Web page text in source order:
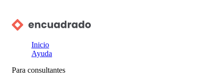
Inicio
Ayuda
Para consultantes